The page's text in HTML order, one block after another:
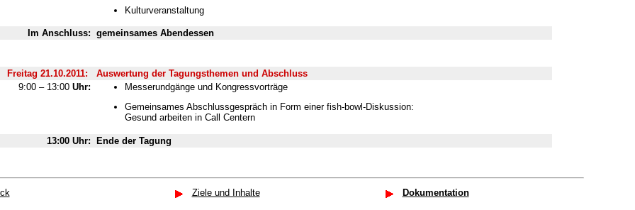
Kulturveranstaltung
Im Anschluss: gemeinsames Abendessen
Freitag 21.10.2011:
Auswertung der Tagungsthemen und Abschluss
9:00 – 13:00 Uhr:
Messerundgänge und Kongressvorträge
Gemeinsames Abschlussgespräch in Form einer fish-bowl-Diskussion:
Gesund arbeiten in Call Centern
13:00 Uhr: Ende der Tagung
Ziele und Inhalte Dokumentation